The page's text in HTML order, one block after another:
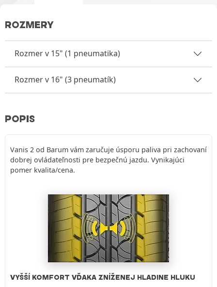
ROZMERY
Rozmer v 15" (1 pneumatika)
Rozmer v 16" (3 pneumatík)
POPIS
Vanis 2 od Barum vám zaručuje úsporu paliva pri zachovaní
dobrej ovládateľnosti pre bezpečnú jazdu. Vynikajúci
pomer kvalita/cena.
VYŠŠÍ KOMFORT VĎAKA ZNÍŽENEJ HLADINE HLUKU